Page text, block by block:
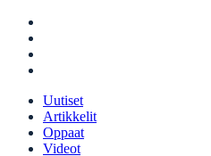
Uutiset
Artikkelit
Oppaat
Videot